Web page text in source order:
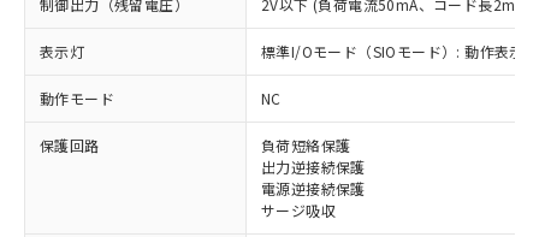
制御出力（残留電圧） 2V以下 (負荷電流50mA、コード長2m時)
表示灯 標準I/Oモード（SIOモード）: 動作表示
動作モード NC
保護回路
負荷短絡保護
出力逆接続保護
電源逆接続保護
サージ吸収
対応済み：EU RoHS指令（10物質）の
非含有に対応した製品が提供可能な商品で